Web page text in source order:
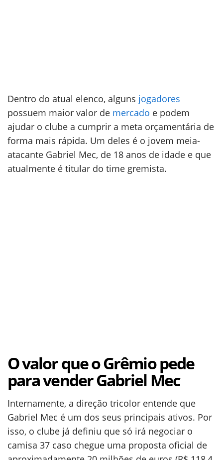
Dentro do atual elenco, alguns jogadores
possuem maior valor de mercado e podem
ajudar o clube a cumprir a meta orçamentária de
forma mais rápida. Um deles é o jovem meia-
atacante Gabriel Mec, de 18 anos de idade e que
atualmente é titular do time gremista.
O valor que o Grêmio pede
para vender Gabriel Mec
Internamente, a direção tricolor entende que
Gabriel Mec é um dos seus principais ativos. Por
isso, o clube já definiu que só irá negociar o
camisa 37 caso chegue uma proposta oficial de